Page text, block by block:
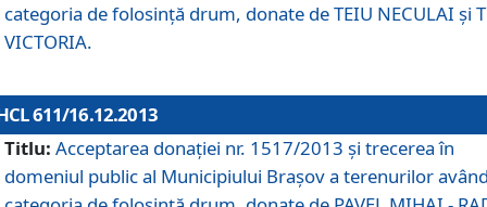
categoria de folosinţă drum, donate de TEIU NECULAI şi
VICTORIA.
611/16.12.2013
Titlu: Acceptarea donaţiei nr. 1517/2013 şi trecerea în
domeniul public al Municipiului Braşov a terenurilor